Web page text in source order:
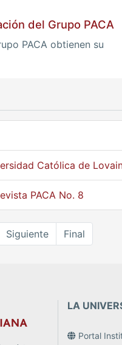
del Grupo PACA
PACA obtienen su
Católica de
PACA No. 8
Siguiente Final
LA
Portal